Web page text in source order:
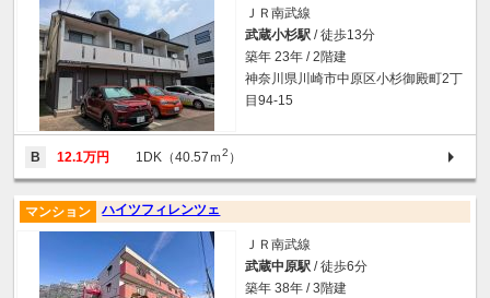
ＪＲ南武線
武蔵小杉駅 / 徒歩13分
築年 23年 / 2階建
神奈川県川崎市中原区小杉御殿町2丁
目94-15
B 12.1万円 1DK（40.57ｍ2 ）
ハイツフィレンツェ
マンション
ＪＲ南武線
武蔵中原駅 / 徒歩6分
築年 38年 / 3階建